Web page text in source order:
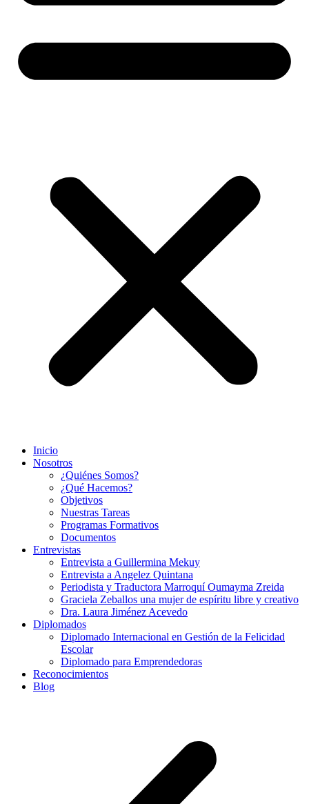
Inicio
Nosotros
¿Quiénes Somos?
¿Qué Hacemos?
Objetivos
Nuestras Tareas
Programas Formativos
Documentos
Entrevistas
Entrevista a Guillermina Mekuy
Entrevista a Angelez Quintana
Periodista y Traductora Marroquí Oumayma Zreida
Graciela Zeballos una mujer de espíritu libre y creativo
Dra. Laura Jiménez Acevedo
Diplomados
Diplomado Internacional en Gestión de la Felicidad
Escolar
Diplomado para Emprendedoras
Reconocimientos
Blog